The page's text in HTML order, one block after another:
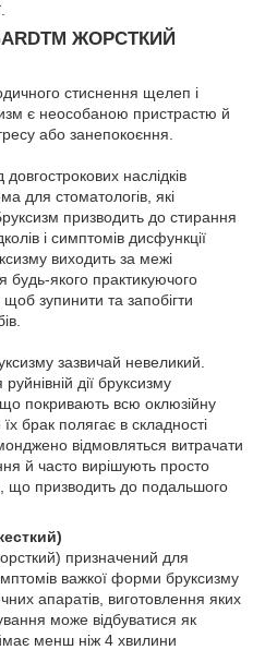
ЖОРСТКИЙ
стиснення щелеп і
є неособаною пристрастю й
або занепокоєння.
довгострокових наслідків
для стоматологів, які
призводить до стирання
і симптомів дисфункції
виходить за межі
будь-якого практикуючого
зупинити та запобігти
зазвичай невеликий.
дії бруксизму
покривають всю оклюзійну
брак полягає в складності
відмовляться витрачати
й часто вирішують просто
що призводить до подальшого
призначений для
важкої форми бруксизму
апаратів, виготовлення яких
може відбуватися як
менш ніж 4 хвилини